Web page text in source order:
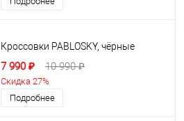
Кроссовки PABLOSKY, чёрные
7 990 ₽ 10 990 ₽
Скидка 27%
Подробнее